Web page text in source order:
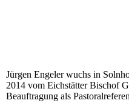
Jürgen Engeler wuchs in
2014 vom Eichstätter Bischof
Beauftragung als